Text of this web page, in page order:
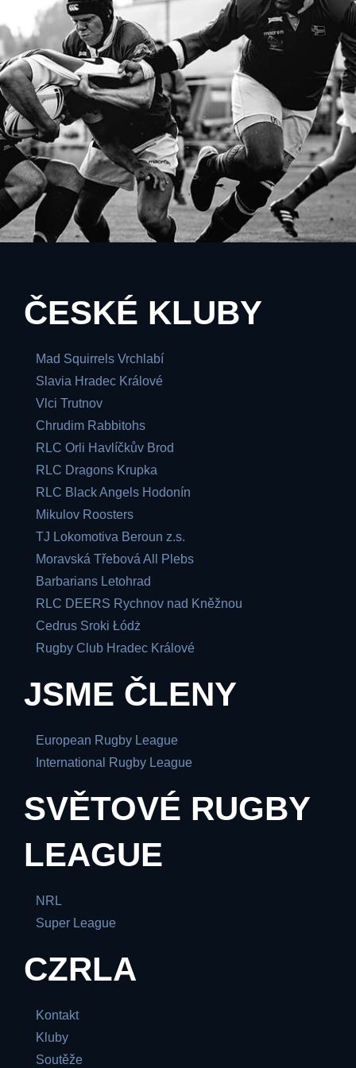
ČESKÉ KLUBY
Mad Squirrels Vrchlabí
Slavia Hradec Králové
Vlci Trutnov
Chrudim Rabbitohs
RLC Orli Havlíčkův Brod
RLC Dragons Krupka
RLC Black Angels Hodonín
Mikulov Roosters
TJ Lokomotiva Beroun z.s.
Moravská Třebová All Plebs
Barbarians Letohrad
RLC DEERS Rychnov nad Kněžnou
Cedrus Sroki Łódż
Rugby Club Hradec Králové
JSME ČLENY
European Rugby League
International Rugby League
SVĚTOVÉ RUGBY
LEAGUE
NRL
Super League
CZRLA
Kontakt
Kluby
Soutěže